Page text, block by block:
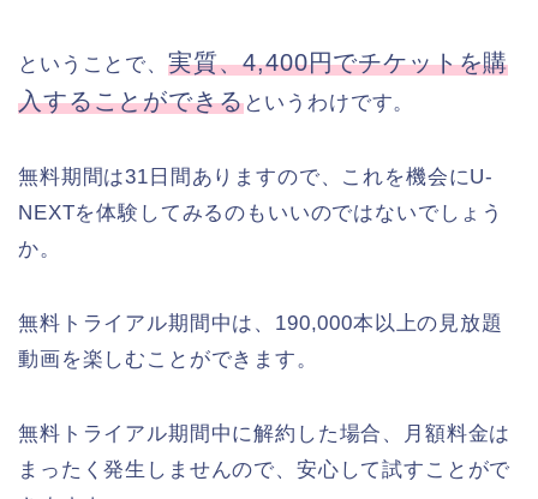
ということで、 実質、4,400円でチケットを購
入することができるというわけです。
無料期間は31日間ありますので、これを機会にU-
NEXTを体験してみるのもいいのではないでしょう
か。
無料トライアル期間中は、190,000本以上の見放題
動画を楽しむことができます。
無料トライアル期間中に解約した場合、月額料金は
まったく発生しませんので、安心して試すことがで